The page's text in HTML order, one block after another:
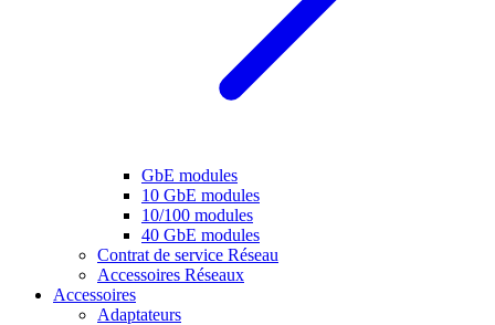
GbE modules
10 GbE modules
10/100 modules
40 GbE modules
Contrat de service Réseau
Accessoires Réseaux
Accessoires
Adaptateurs